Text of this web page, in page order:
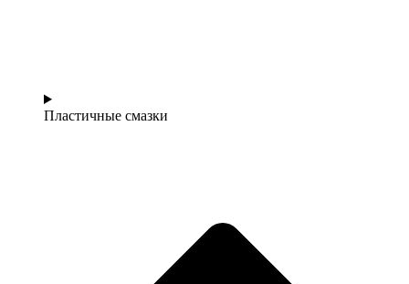
Пластичные смазки